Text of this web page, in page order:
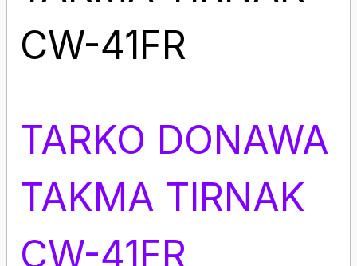
CW-41FR
TARKO DONAWA
TAKMA TIRNAK
CW-41FR